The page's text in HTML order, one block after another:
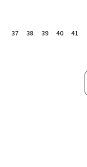
37
38 39 40
41